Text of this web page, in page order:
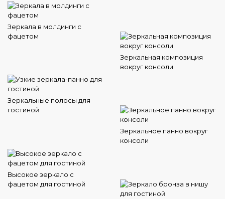
Зеркала в молдинги с
фацетом
Зеркальная композиция
вокруг консоли
Зеркальные полосы для
гостиной
Зеркальное панно вокруг
консоли
Высокое зеркало с
фацетом для гостиной